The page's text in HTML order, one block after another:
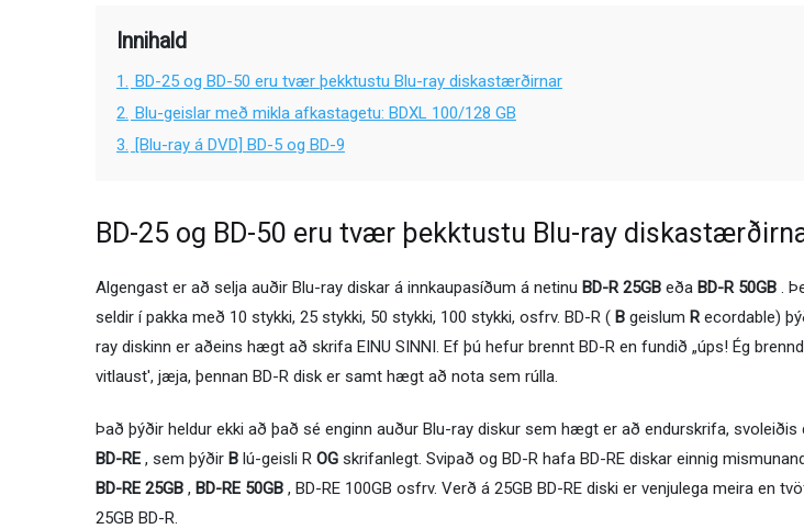
Innihald
1.
BD-25 og BD-50 eru tvær þekktustu Blu-ray diskastærðirnar
2. Blu-geislar með mikla afkastagetu: BDXL 100/128 GB
3.
[Blu-ray á DVD] BD-5 og BD-9
BD-25 og BD-50 eru tvær þekktustu Blu-ray
Algengast er að selja auðir Blu-ray diskar á innkaupasíðum á netinu BD-R 25GB eða BD-R 50GB .
seldir í pakka með 10 stykki, 25 stykki, 50 stykki, 100 stykki, osfrv. BD-R ( B geislum R ecordable)
ray diskinn er aðeins hægt að skrifa EINU SINNI. Ef þú hefur brennt BD-R en fundið „úps! Ég
vitlaust', jæja, þennan BD-R disk er samt hægt að nota sem rúlla.
Það þýðir heldur ekki að það sé enginn auður Blu-ray diskur sem hægt er að endurskrifa, svoleiðis
BD-RE , sem þýðir B lú-geisli R OG skrifanlegt. Svipað og BD-R hafa BD-RE diskar einnig
BD-RE 25GB , BD-RE 50GB , BD-RE 100GB osfrv. Verð á 25GB BD-RE diski er venjulega meira en
25GB BD-R.